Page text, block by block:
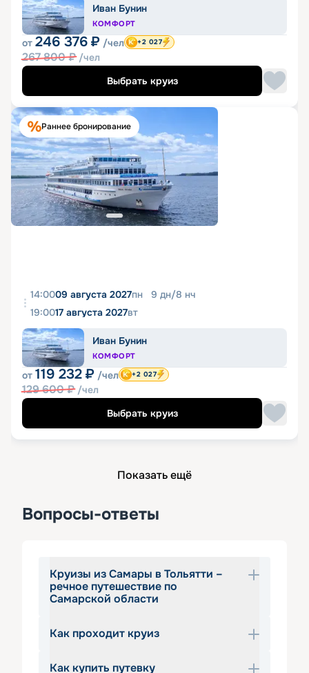
Иван Бунин
КОМФОРТ
от 246 376 ₽ /чел
267 800₽ /чел
+2 027
Выбрать круиз
Раннее бронирование
14:0009 августа 2027пн 9 дн/8 нч
19:0017 августа 2027вт
Иван Бунин
КОМФОРТ
от 119 232 ₽ /чел
129 600₽ /чел
+2 027
Выбрать круиз
Показать ещё
Вопросы-ответы
Круизы из Самары в Тольятти –
речное путешествие по
Самарской области
Самара расположилась на берегу
остаться в стороне от популярных
Как проходит круиз
Вас ждет путешествие на
Как купить путевку